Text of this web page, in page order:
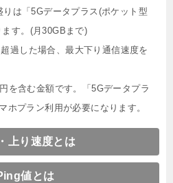
は「5Gデータプラス(ポケット型
す。(月30GBまで)
過した場合、最大下り通信速度を
を含む金額です。「5Gデータプラ
ホプラン利用が必要になります。
上り速度とは
値とは